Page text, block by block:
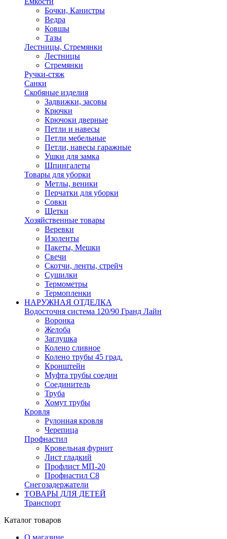
Бочки, Канистры
Ведра
Ковшы
Тазы
Лестницы, Стремянки
Лестницы
Стремянки
Ручки-стяж
Санки
Скобяные изделия
Задвижки, засовы
Крючки
Крючоки дверные
Петли и навесы
Петли мебельные
Петли, навесы гаражные
Ушки для замка
Шпингалеты
Товары для уборки
Метлы, веники
Перчатки для уборки
Совки
Щетки
Хозяйственные товары
Веревки
Изоленты
Пакеты, Мешки
Свечи
Скотчи, ленты, стрейч
Сушилки
Термометры
Термопленки
НАРУЖНАЯ ОТДЕЛКА
Водосточня система 120/90 Гранд Лайн
Воронка
Желоба
Заглушка
Колено сливное
Колено трубы 45 град.
Кронштейн
Муфта трубы соедин
Соединитель
Труба
Хомут трубы
Кровля
Рулонная кровля
Черепица
Профнастил
Кровельная фурнит
Лист гладкий
Профлист МП-20
Профнастил С8
Снегозадержатели
ТОВАРЫ ДЛЯ ДЕТЕЙ
Транспорт
Каталог товаров
О магазине